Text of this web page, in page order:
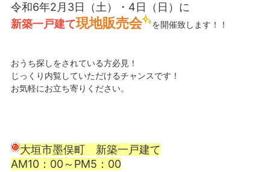
令和6年2月3日（土）・4日（日）に
新築一戸建て現地販売会 を開催致します！！
おうち探しをされている方必見！
じっくり内覧していただけるチャンスです！
お気軽にお立ち寄りください。
大垣市墨俣町 新築一戸建て
AM10：00～PM5：00